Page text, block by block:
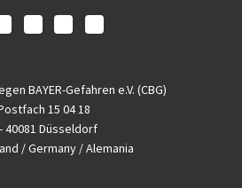
BAYER-Gefahren e.V. (CBG)
15 04 18
40081 Düsseldorf
/ Germany / Alemania